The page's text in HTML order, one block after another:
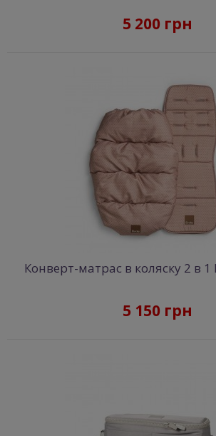
5 200 грн
Конверт-матрас в коляску 2 в
5 150 грн